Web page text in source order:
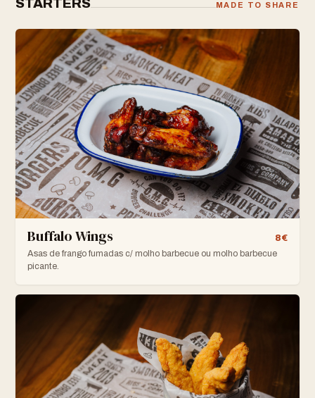
STARTERS MADE TO SHARE
Buffalo Wings
8€
Asas de frango fumadas c/ molho barbecue ou molho barbecue
picante.